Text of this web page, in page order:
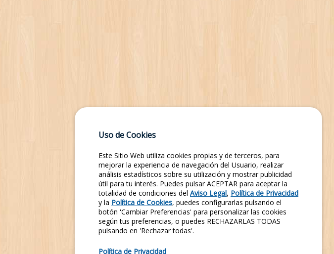
Uso de Cookies
Este Sitio Web utiliza cookies propias y de terceros, para
mejorar la experiencia de navegación del Usuario, realizar
análisis estadísticos sobre su utilización y mostrar publicidad
útil para tu interés. Puedes pulsar ACEPTAR para aceptar la
totalidad de condiciones del Aviso Legal, Política de Privacidad
y la Política de Cookies, puedes configurarlas pulsando el
botón 'Cambiar Preferencias' para personalizar las cookies
según tus preferencias, o puedes RECHAZARLAS TODAS
pulsando en 'Rechazar todas'.
Política de Privacidad